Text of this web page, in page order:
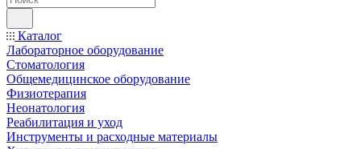
Каталог
Лабораторное оборудование
Стоматология
Общемедицинское оборудование
Физиотерапия
Неонатология
Реабилитация и уход
Инструменты и расходные материалы